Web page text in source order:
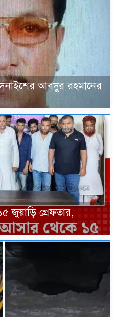
আবদুর রহমানের
জুয়াড়ি গ্রেফতার,